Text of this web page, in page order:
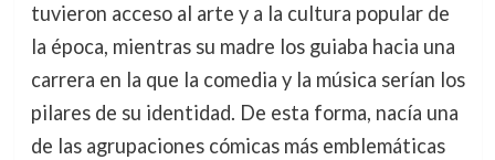
tuvieron acceso al arte y a la cultura popular de
la época, mientras su madre los guiaba hacia una
carrera en la que la comedia y la música serían los
pilares de su identidad. De esta forma, nacía una
de las agrupaciones cómicas más emblemáticas